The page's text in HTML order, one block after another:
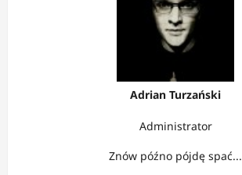
Adrian Turzański
Administrator
Znów późno pójdę spać...